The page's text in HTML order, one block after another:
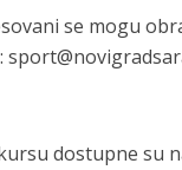
se mogu
dostupne su